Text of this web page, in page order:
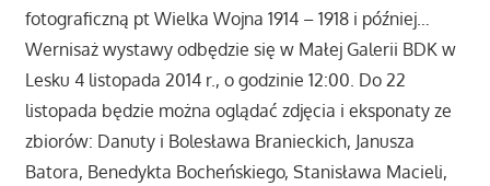
fotograficzną pt Wielka Wojna 1914 – 1918 i później…
Wernisaż wystawy odbędzie się w Małej Galerii BDK w
Lesku 4 listopada 2014 r., o godzinie 12:00. Do 22
listopada będzie można oglądać zdjęcia i eksponaty ze
zbiorów: Danuty i Bolesława Branieckich, Janusza
Batora, Benedykta Bocheńskiego, Stanisława Macieli,